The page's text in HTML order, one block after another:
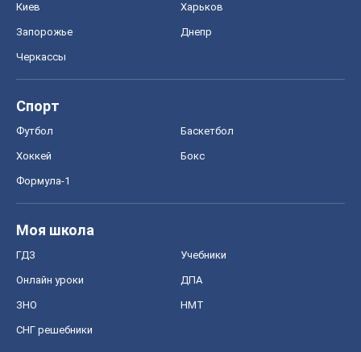
Киев Харьков
Запорожье Днепр
Черкассы
Спорт
Футбол Баскетбол
Хоккей Бокс
Формула-1
Моя школа
ГДЗ Учебники
Онлайн уроки ДПА
ЗНО НМТ
СНГ решебники